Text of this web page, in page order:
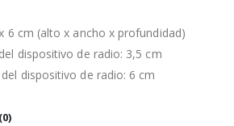
6 cm (alto x ancho x profundidad)
dispositivo de radio: 3,5 cm
dispositivo de radio: 6 cm